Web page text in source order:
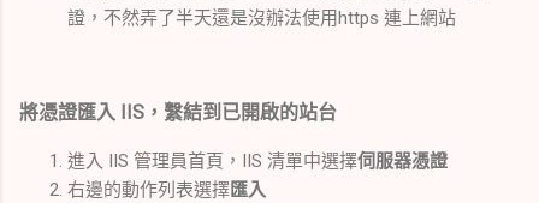
證，不然弄了半天還是沒辦法使用https 連上網站
將憑證匯入 IIS，繫結到已開啟的站台
進入 IIS 管理員首頁，IIS 清單中選擇伺服器憑證
右邊的動作列表選擇 匯入